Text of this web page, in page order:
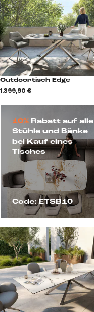
10%Rabatt auf alle
Stühle und Bänke
bei Kauf eines
Tisches
Code: ETSB10
Outdoortisch Edge
1.399,90 €